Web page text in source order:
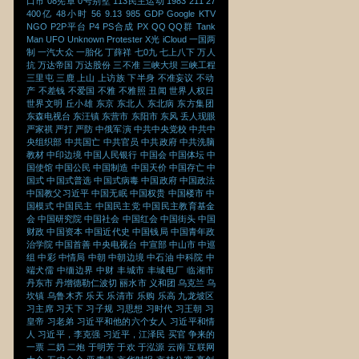
400亿 48小时 56 9.13 985 GDP Google KTV
NGO P2P平台 P4 PS合成 PX QQ QQ群 Tank
Man UFO Unknown Protester X光 iCloud 一国两
制 一汽大众 一胎化 丁薛祥 七0九 七上八下 万人
抗 万达帝国 万达股份 三不准 三峡大坝 三峡工程
三里屯 三鹿 上山 上访族 下半身 不准妄议 不动
产 不差钱 不爱国 不雅 不雅照 丑闻 世界人权日
世界文明 丘小雄 东京 东北人 东北病 东方集团
东森电视台 东汪镇 东营市 东阳市 东风 丢人现眼
严家祺 严打 严防 中俄军演 中共中央党校 中共中
央组织部 中共国亡 中共官员 中共政府 中共洗脑
教材 中印边境 中国人民银行 中国会 中国体坛 中
国使馆 中国公民 中国制造 中国天价 中国存亡 中
国式 中国式普选 中国式病毒 中国政府 中国政法
中国教父习近平 中国无眠 中国权贵 中国楼市 中
国模式 中国民主 中国民主党 中国民主教育基金
会 中国研究院 中国社会 中国红会 中国街头 中国
财政 中国资本 中国近代史 中国钱局 中国青年政
治学院 中国首善 中央电视台 中宣部 中山市 中巡
组 中彩 中情局 中朝 中朝边境 中石油 中科院 中
端犬儒 中缅边界 中财 丰城市 丰城电厂 临湘市
丹东市 丹增德勒仁波切 丽水市 义和团 乌克兰 乌
坎镇 乌鲁木齐 乐天 乐清市 乐购 乐高 九龙坡区
习主席 习天下 习子规 习思想 习时代 习王朝 习
皇帝 习老弟 习近平和他的六个女人 习近平和情
人 习近平，李克强 习近平，江泽民 买官 争来的
一票 二奶 二炮 于明芳 于欢 于泓源 云南 互联网